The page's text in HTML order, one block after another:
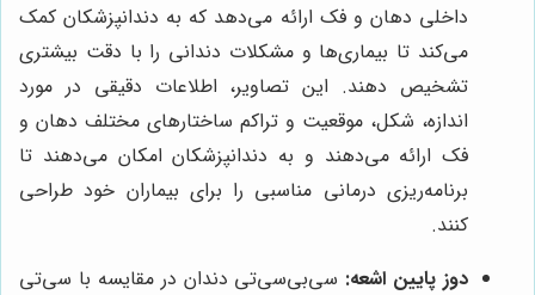
داخلی دهان و فک ارائه می‌دهد که به دندانپزشکان کمک
می‌کند تا بیماری‌ها و مشکلات دندانی را با دقت بیشتری
تشخیص دهند. این تصاویر، اطلاعات دقیقی در مورد
اندازه، شکل، موقعیت و تراکم ساختارهای مختلف دهان و
فک ارائه می‌دهند و به دندانپزشکان امکان می‌دهند تا
برنامه‌ریزی درمانی مناسبی را برای بیماران خود طراحی
کنند.
دوز پایین اشعه: سی‌بی‌سی‌تی دندان در مقایسه با سی‌تی